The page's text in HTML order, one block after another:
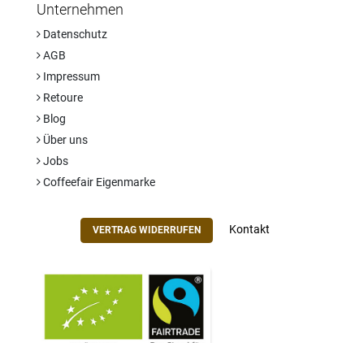
Unternehmen
Datenschutz
AGB
Impressum
Retoure
Blog
Über uns
Jobs
Coffeefair Eigenmarke
VERTRAG WIDERRUFEN Kontakt